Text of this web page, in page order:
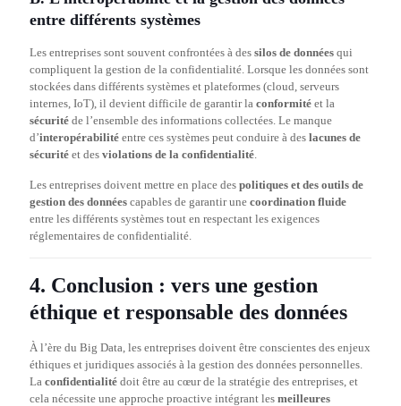
entre différents systèmes
Les entreprises sont souvent confrontées à des silos de données qui
compliquent la gestion de la confidentialité. Lorsque les données sont
stockées dans différents systèmes et plateformes (cloud, serveurs
internes, IoT), il devient difficile de garantir la conformité et la
sécurité de l’ensemble des informations collectées. Le manque
d’interopérabilité entre ces systèmes peut conduire à des lacunes de
sécurité et des violations de la confidentialité.
Les entreprises doivent mettre en place des politiques et des outils de
gestion des données capables de garantir une coordination fluide
entre les différents systèmes tout en respectant les exigences
réglementaires de confidentialité.
4. Conclusion : vers une gestion
éthique et responsable des données
À l’ère du Big Data, les entreprises doivent être conscientes des enjeux
éthiques et juridiques associés à la gestion des données personnelles.
La confidentialité doit être au cœur de la stratégie des entreprises, et
cela nécessite une approche proactive intégrant les meilleures